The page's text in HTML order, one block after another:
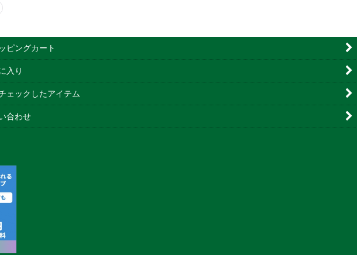
ピングカート
入り
ェックしたアイテム
合わせ